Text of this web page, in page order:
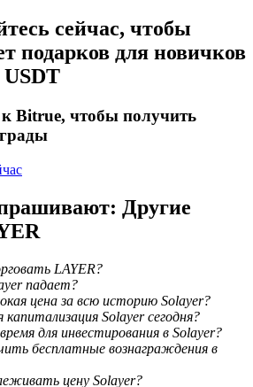
для владельцев BTR
обеспеченных криптовалютой
сейчас, чтобы
подарков для новичков
Bitrue, чтобы получить
Другие
LAYER?
падает?
цена за всю историю Solayer?
Solayer сегодня?
для инвестирования в Solayer?
бесплатные вознаграждения в
цену Solayer?